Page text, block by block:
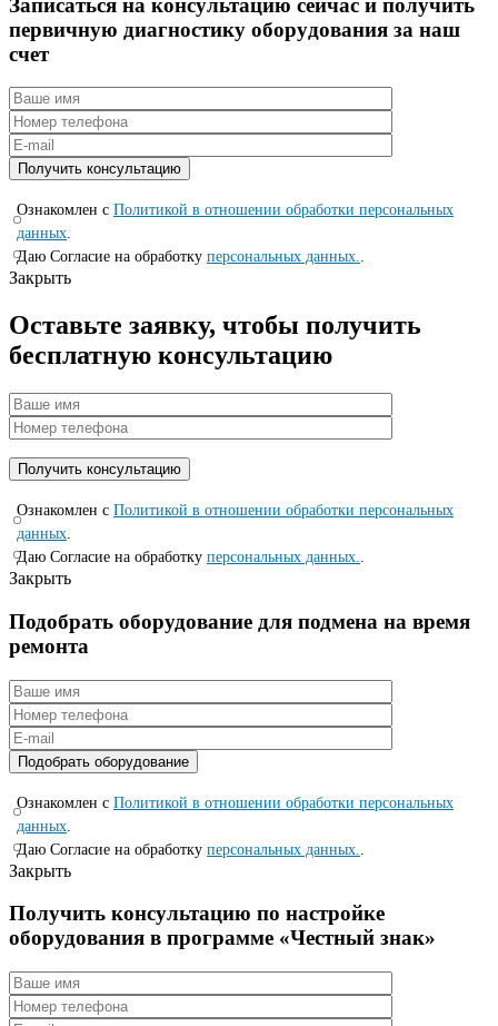
первичную диагностикy оборyдования за наш
счет
Ознакомлен с Политикой в отношении обработки персональных
данных.
Даю Согласие на обработку персональных данных..
Закрыть
Оставьте заявку, чтобы получить
бесплатную консультацию
Ознакомлен с Политикой в отношении обработки персональных
данных.
Даю Согласие на обработку персональных данных..
Закрыть
Подобрать оборудование для подмена на время
ремонта
Ознакомлен с Политикой в отношении обработки персональных
данных
Даю Согласие на обработку персональных данных.
Закрыть
Получить консультацию по настройке
оборудования в программе «Честный знак»